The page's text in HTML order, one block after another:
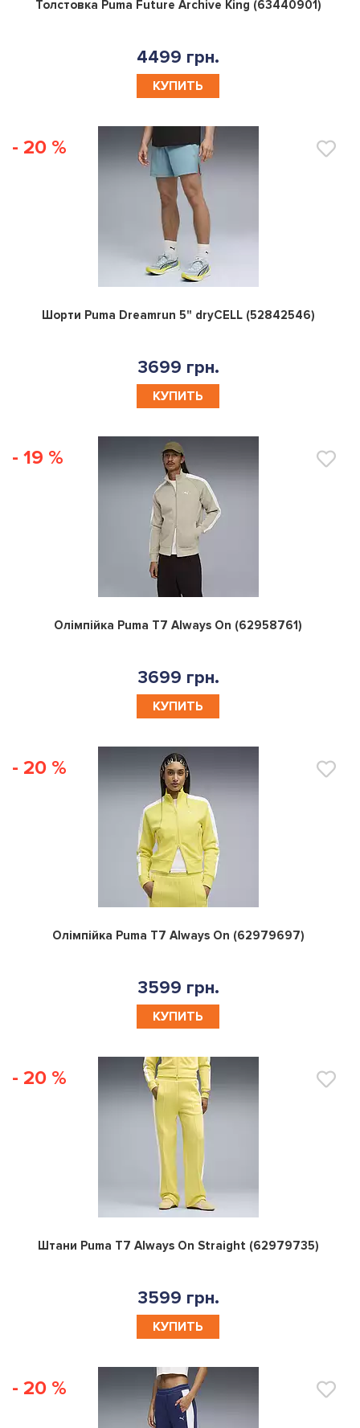
Толстовка Puma Future Archive King (63440901)
4499 грн.
КУПИТЬ
- 20 %
0
Шорти Puma Dreamrun 5" dryCELL (52842546)
3699 грн.
КУПИТЬ
- 19 %
0
Олімпійка Puma T7 Always On (62958761)
3699 грн.
КУПИТЬ
- 20 %
0
Олімпійка Puma T7 Always On (62979697)
3599 грн.
КУПИТЬ
- 20 %
0
Штани Puma T7 Always On Straight (62979735)
3599 грн.
КУПИТЬ
- 20 %